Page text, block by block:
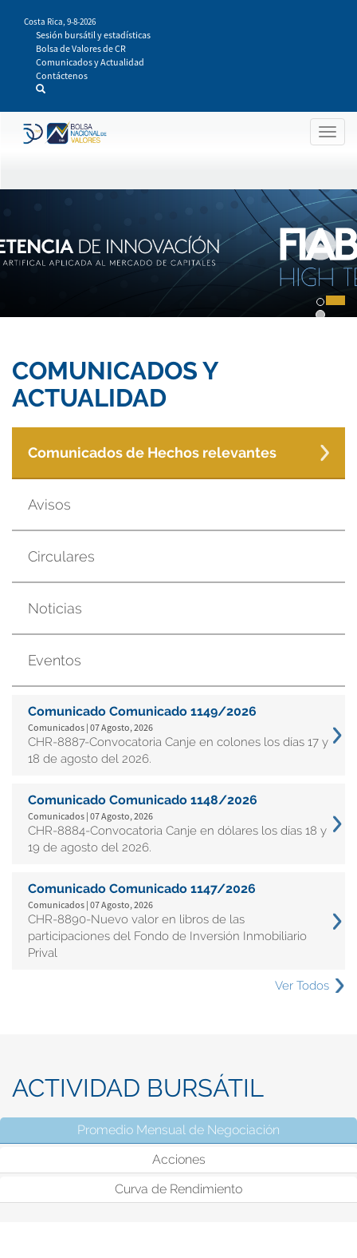
contenido
principal
Costa Rica, 9-8-2026
Sesión bursátil y estadísticas
Bolsa de Valores de CR
Comunicados y Actualidad
Contáctenos
COMUNICADOS Y
ACTUALIDAD
Comunicados de Hechos relevantes
Avisos
Circulares
Noticias
Eventos
Comunicado Comunicado 1149/2026
Comunicados | 07 Agosto, 2026
CHR-8887-Convocatoria Canje en colones los días 17 y
18 de agosto del 2026.
Comunicado Comunicado 1148/2026
Comunicados | 07 Agosto, 2026
CHR-8884-Convocatoria Canje en dólares los días 18 y
19 de agosto del 2026.
Comunicado Comunicado 1147/2026
Comunicados | 07 Agosto, 2026
CHR-8890-Nuevo valor en libros de las
participaciones del Fondo de Inversión Inmobiliario
Prival
Ver Todos
ACTIVIDAD BURSÁTIL
Promedio Mensual de Negociación
Acciones
Curva de Rendimiento